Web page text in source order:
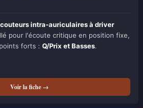
intra-auriculaires à driver
pour l'écoute critique en position fixe,
forts : Q/Prix et Basses.
Voir la fiche →